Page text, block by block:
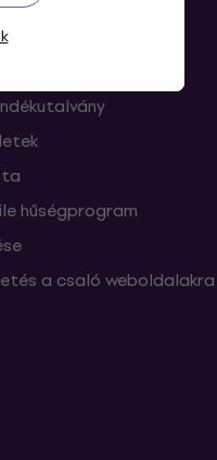
feltett kérdések
hűségprogram
a csaló weboldalakra